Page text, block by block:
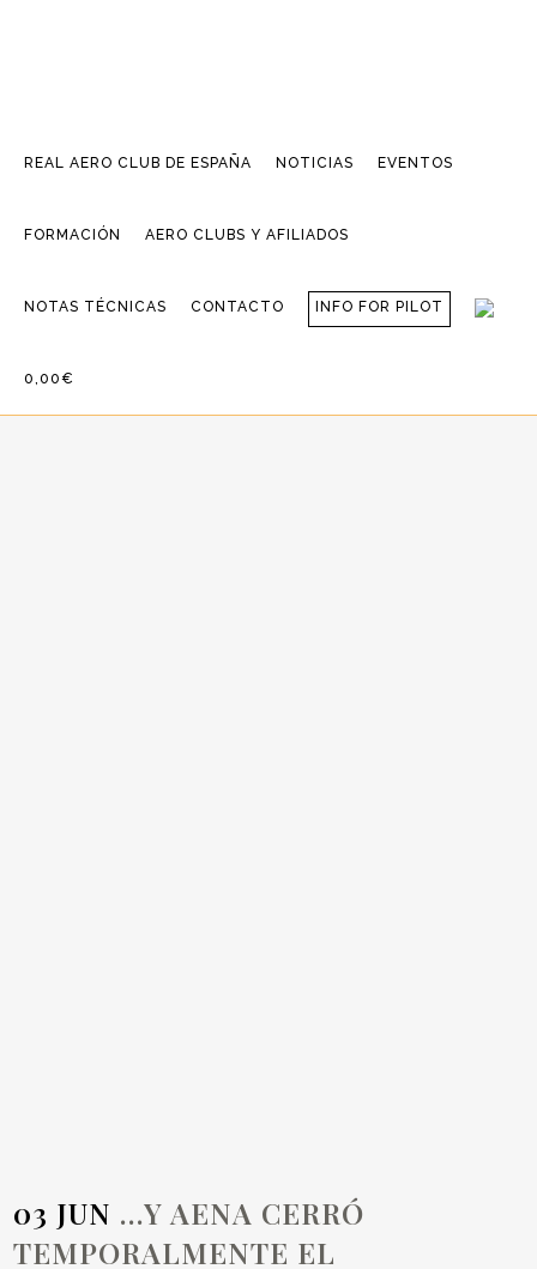
REAL AERO CLUB DE ESPAÑA NOTICIAS EVENTOS
FORMACIÓN AERO CLUBS Y AFILIADOS
NOTAS TÉCNICAS CONTACTO INFO FOR PILOT
0,00€
03 JUN …Y AENA CERRÓ
TEMPORALMENTE EL